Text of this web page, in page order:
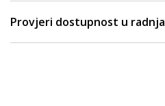
Provjeri dostupnost u